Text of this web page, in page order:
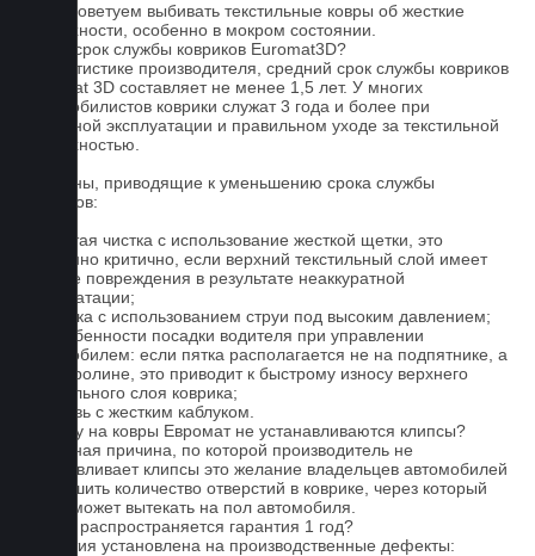
5. Не советуем выбивать текстильные ковры об жесткие
поверхности, особенно в мокром состоянии.
Какой срок службы ковриков Euromat3D?
По статистике производителя, средний срок службы ковриков
Euromat 3D составляет не менее 1,5 лет. У многих
автомобилистов коврики служат 3 года и более при
бережной эксплуатации и правильном уходе за текстильной
поверхностью.
Причины, приводящие к уменьшению срока службы
ковриков:
1. Частая чистка с использование жесткой щетки, это
особенно критично, если верхний текстильный слой имеет
мелкие повреждения в результате неаккуратной
эксплуатации;
2. Мойка с использованием струи под высоким давлением;
3. Особенности посадки водителя при управлении
автомобилем: если пятка располагается не на подпятнике, а
на ковролине, это приводит к быстрому износу верхнего
текстильного слоя коврика;
4. Обувь с жестким каблуком.
Почему на ковры Евромат не устанавливаются клипсы?
Основная причина, по которой производитель не
устанавливает клипсы это желание владельцев автомобилей
уменьшить количество отверстий в коврике, через который
влага может вытекать на пол автомобиля.
На что распространяется гарантия 1 год?
Гарантия установлена на производственные дефекты: